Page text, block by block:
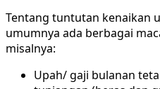
Tentang tuntutan kenaikan
umumnya ada berbagai
misalnya:
Upah/ gaji bulanan